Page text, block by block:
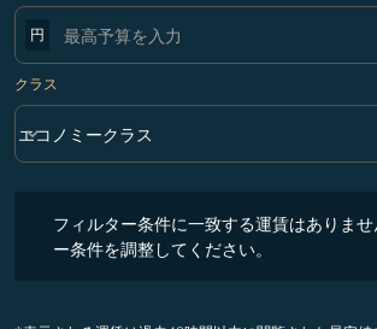
円
クラス
クラス option エコノミークラス Selected
エコノミークラス
keyboard_arrow_down
フィルター条件に一致する運賃はありま
ー条件を調整してください。